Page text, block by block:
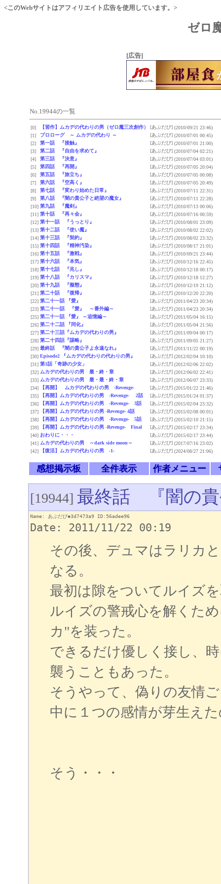
<このWebサイトはアフィリエイト広告を使用しています。>
ゼロ
[広告]
No.19944の一覧
[0] 【習作】ムカデの代わりの男（ゼロ魔三次創作） [あぶだび] (2010/09/21 23:46)
[1]
プロローグ ～ ムカデの代わり ～ [あぶだび] (2010/07/01 00:45)
[2]
第一話 『接触』 [あぶだび] (2010/07/01 21:00)
[3]
第二話 『自由を求めて』 [あぶだび] (2010/07/04 02:21)
[4]
第三話 『決意』 [あぶだび] (2010/07/04 03:01)
[5]
第四話 『再開』 [あぶだび] (2010/07/05 20:04)
[6]
第五話 『旅立ち』 [あぶだび] (2010/07/05 00:08)
[7]
第六話 『空高く』 [あぶだび] (2010/07/05 20:49)
[8]
第七話 『変わり始めた日常』 [あぶだび] (2010/07/11 22:31)
[9]
第八話 『闇の貴公子と絶望の魔女』 [あぶだび] (2010/07/11 22:28)
[10] 第九話 『魔剣』 [あぶだび] (2010/07/13 00:06)
[11] 第十話 『再々会』 [あぶだび] (2010/07/16 00:59)
[12] 第十一話 『うっとり』 [あぶだび] (2010/08/01 23:09)
[13] 第十二話 『使い魔』 [あぶだび] (2010/08/02 22:02)
[14] 第十三話 『契約』 [あぶだび] (2010/08/02 23:32)
[15] 第十四話 『精神汚染』 [あぶだび] (2010/08/17 21:01)
[16] 第十五話 『激戦』 [あぶだび] (2010/09/21 23:44)
[17] 第十六話 『本気』 [あぶだび] (2010/12/16 22:45)
[18] 第十七話 『兆し』 [あぶだび] (2010/12/18 00:17)
[19] 第十八話 『カリスマ』 [あぶだび] (2010/12/18 12:27)
[20] 第十九話 『擬態』 [あぶだび] (2010/12/19 21:12)
[21] 第二十話 『復帰』 [あぶだび] (2010/12/20 22:20)
[22] 第二十一話 『愛』 [あぶだび] (2011/04/23 20:34)
[23] 第二十一話 『愛』 ～番外編～ [あぶだび] (2011/04/23 20:34)
[25] 第二十一話 『愛』 ～追憶編～ [あぶだび] (2011/05/04 16:15)
[26] 第二十二話 『同化』 [あぶだび] (2011/05/04 21:56)
[27] 第二十三話『ムカデの代わりの男』 [あぶだび] (2011/09/04 00:17)
[28] 第二十四話『謀略』 [あぶだび] (2011/09/05 21:27)
[29] 最終話 『闇の貴公子よ永遠なれ』 [あぶだび] (2011/11/22 00:19)
[30] Episode2 『ムカデの代わりの代わりの男』 [あぶだび] (2012/02/04 10:10)
[31] 第1話「奇跡の少女」 [あぶだび] (2012/02/06 22:02)
[32] ムカデの代わりの男 最・終・章 [あぶだび] (2012/06/02 22:41)
[33] ムカデの代わりの男 最・最・終・章 [あぶだび] (2012/06/07 23:33)
[34]
【再開】 ムカデの代わりの男 -Revenge- [あぶだび] (2015/01/22 21:46)
[35]
【再開】ムカデの代わりの男 -Revenge- 2話 [あぶだび] (2015/01/24 01:37)
[36]
【再開】ムカデの代わりの男 -Revenge- 3話 [あぶだび] (2015/02/04 23:32)
[37]
【再開】ムカデの代わりの男 -Revenge- 4話 [あぶだび] (2015/02/08 00:01)
[38]
【再開】ムカデの代わりの男 -Revenge- 5話 [あぶだび] (2015/02/10 21:15)
[39]
【再開】ムカデの代わりの男 -Revenge- Final [あぶだび] (2015/02/17 23:34)
[40] おわりに・・・ [あぶだび] (2015/02/17 23:44)
[41] ムカデの代わりの男 ～dark side moon～ [あぶだび] (2017/07/16 23:02)
[42]
【復活】ムカデの代わりの男 -1- [あぶだび] (2024/08/27 21:06)
感想掲示板 全件表示 作者メニュー
[19944] 最終話 『闇の貴
Name: あぶだび◆3d7473a9 ID:56adee96
Date: 2011/11/22 00:19
その後、デュマはラリカ
なる。
最初は隙をついてルイズ
ルイズの警戒心を解くた
カ"を装った。
できるだけ優しく接し、
襲うこともあった。
そうやって、偽りの友情
中に１つの感情が芽生え
そう・・・